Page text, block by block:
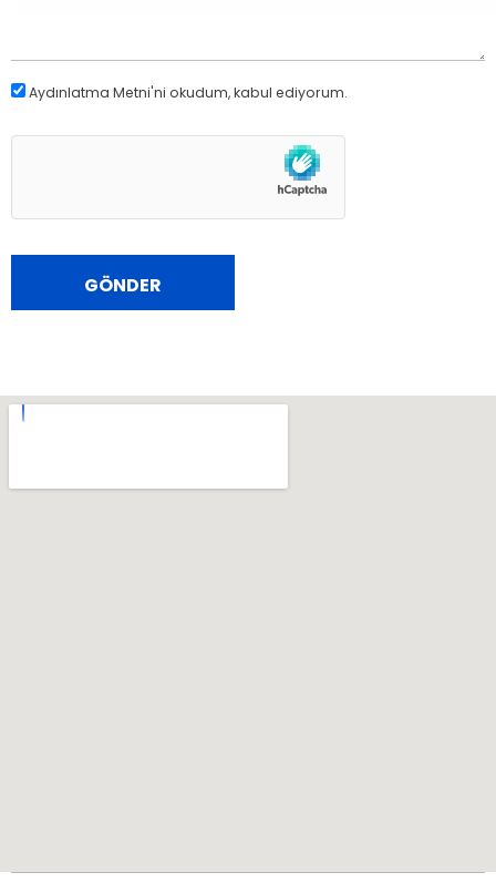
Aydınlatma Metni'ni okudum, kabul ediyorum.